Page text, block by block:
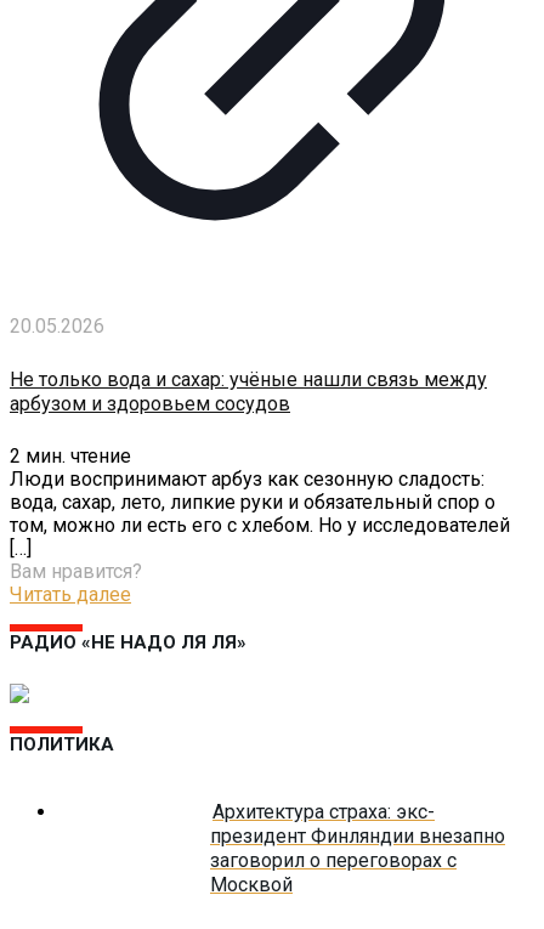
20.05.2026
Не только вода и сахар: учёные нашли связь между
арбузом и здоровьем сосудов
2 мин. чтение
Люди воспринимают арбуз как сезонную сладость:
вода, сахар, лето, липкие руки и обязательный спор о
том, можно ли есть его с хлебом. Но у исследователей
[…]
Вам нравится?
Читать далее
РАДИО «НЕ НАДО ЛЯ ЛЯ»
ПОЛИТИКА
Архитектура страха: экс-
президент Финляндии внезапно
заговорил о переговорах с
Москвой